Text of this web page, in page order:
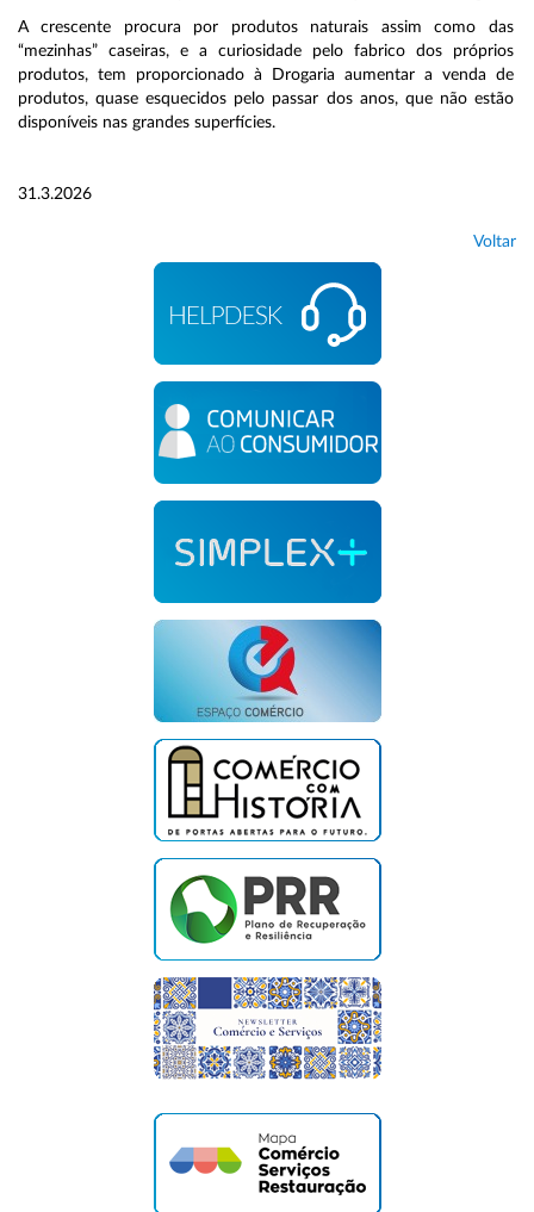
A crescente procura por produtos naturais assim como das
“mezinhas” caseiras, e a curiosidade pelo fabrico dos próprios
produtos, tem proporcionado à Drogaria aumentar a venda de
produtos, quase esquecidos pelo passar dos anos, que não estão
disponíveis nas grandes superfícies.
31.3.2026
Voltar